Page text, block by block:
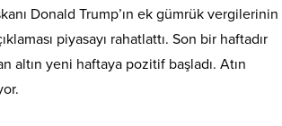
Donald Trump’ın ek gümrük vergilerinin
piyasayı rahatlattı. Son bir haftadır
altın yeni haftaya pozitif başladı. Atın